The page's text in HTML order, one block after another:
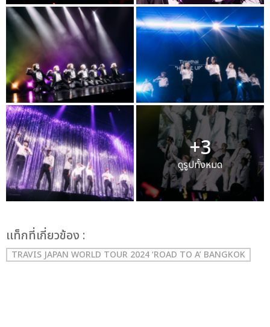
+3
ดูรูปทั้งหมด
เเท็กที่เกี่ยวข้อง :
TRAVIS JAPAN WORLD TOUR 2024 ‘ROAD TO A’ BANGKOK